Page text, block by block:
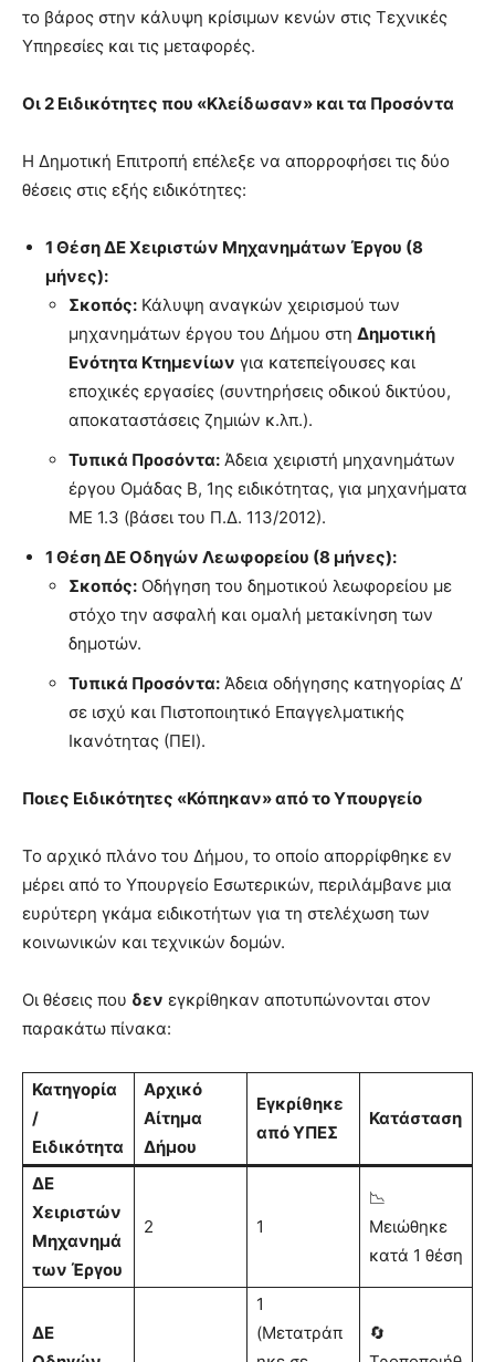
το βάρος στην κάλυψη κρίσιμων κενών στις Τεχνικές
Υπηρεσίες και τις μεταφορές.
Οι 2 Ειδικότητες που «Κλείδωσαν» και τα Προσόντα
Η Δημοτική Επιτροπή επέλεξε να απορροφήσει τις δύο
θέσεις στις εξής ειδικότητες:
1 Θέση ΔΕ Χειριστών Μηχανημάτων Έργου (8
μήνες):
Σκοπός: Κάλυψη αναγκών χειρισμού των
μηχανημάτων έργου του Δήμου στη Δημοτική
Ενότητα Κτημενίων για κατεπείγουσες και
εποχικές εργασίες (συντηρήσεις οδικού δικτύου,
αποκαταστάσεις ζημιών κ.λπ.).
Τυπικά Προσόντα: Άδεια χειριστή μηχανημάτων
έργου Ομάδας Β, 1ης ειδικότητας, για μηχανήματα
ΜΕ 1.3 (βάσει του Π.Δ. 113/2012).
1 Θέση ΔΕ Οδηγών Λεωφορείου (8 μήνες):
Σκοπός: Οδήγηση του δημοτικού λεωφορείου με
στόχο την ασφαλή και ομαλή μετακίνηση των
δημοτών.
Τυπικά Προσόντα: Άδεια οδήγησης κατηγορίας Δ’
σε ισχύ και Πιστοποιητικό Επαγγελματικής
Ικανότητας (ΠΕΙ).
Ποιες Ειδικότητες «Κόπηκαν» από το Υπουργείο
Το αρχικό πλάνο του Δήμου, το οποίο απορρίφθηκε εν
μέρει από το Υπουργείο Εσωτερικών, περιλάμβανε μια
ευρύτερη γκάμα ειδικοτήτων για τη στελέχωση των
κοινωνικών και τεχνικών δομών.
Οι θέσεις που δεν εγκρίθηκαν αποτυπώνονται στον
παρακάτω πίνακα:
Κατηγορία
/
Ειδικότητα
Αρχικό
Αίτημα
Δήμου
Εγκρίθηκε
από ΥΠΕΣ
Κατάσταση
ΔΕ
Χειριστών
Μηχανημά
των Έργου
2 1
📉
Μειώθηκε
κατά 1 θέση
ΔΕ
1
(Μετατράπ
🔄